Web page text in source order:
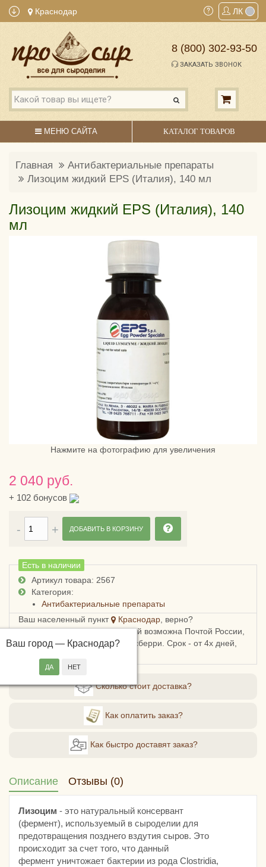
Краснодар ЛК
8 (800) 302-93-50
ЗАКАЗАТЬ ЗВОНОК
МЕНЮ САЙТА КАТАЛОГ ТОВАРОВ
Главная
Антибактериальные препараты
Лизоцим жидкий EPS (Италия), 140 мл
Лизоцим жидкий EPS (Италия), 140
мл
Нажмите на фотографию для увеличения
2 040 руб.
+ 102 бонусов
Есть в наличии
Артикул товара: 2567
Категория:
Антибактериальные препараты
Ваш населенный пункт
Краснодар , верно?
Ваш город — Краснодар?
Доставка в Краснодарский край возможна Почтой России,
СДЭКом, Пятерочкой или Боксберри. Срок - от 4х дней,
ДОБАВИТЬ В КОРЗИНУ
Сколько стоит доставка?
Как оплатить заказ?
Как быстро доставят заказ?
Описание Отзывы (0)
Лизоцим - это натуральный консервант
(фермент), используемый в сыроделии для
предотвращения позднего вздутия сыров. Это
происходит за счет того, что данный
фермент уничтожает бактерии из рода Clostridia,